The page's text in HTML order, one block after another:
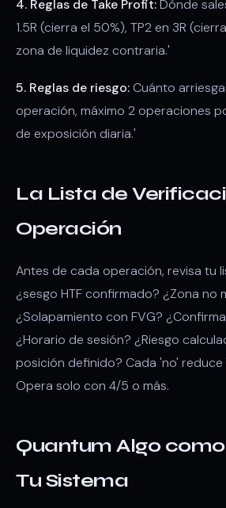
4. Reglas de Take Profit:Dónde
1.5R (cierra el 50%), TP2 en 3R
zona de liquidez contraria.'
5. Reglas de riesgo:Cuánto
operación, máximo 2 operaciones
de exposición diaria.'
La Lista de
Operación
Antes de cada operación, revisa tu
¿sesgo HTF confirmado? ¿Zona no
¿Solapamiento con FVG?
¿Horario de sesión? ¿Riesgo
posición definido? Cada 'no'
Opera solo con 4/5 o más.
Quantum Algo
Tu Sistema